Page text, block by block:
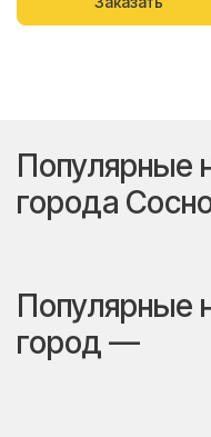
Популярные
города
Популярные
город —